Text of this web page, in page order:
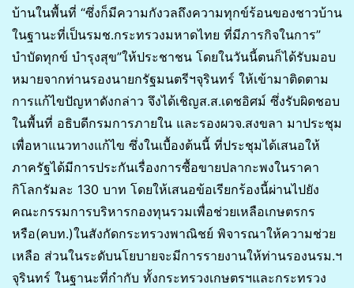
บ้านในพื้นที่ “ซึ่งก็มีความกังวลถึงความทุกข์ร้อนของชาวบ้าน
ในฐานะที่เป็นรมช.กระทรวงมหาดไทย ที่มีภารกิจในการ”
บำบัดทุกข์ บำรุงสุข”ให้ประชาชน โดยในวันนี้ตนก็ได้รับมอบ
หมายจากท่านรองนายกรัฐมนตรีฯจุรินทร์ ให้เข้ามาติดตาม
การแก้ไขปัญหาดังกล่าว จึงได้เชิญส.ส.เดชอิศม์ ซึ่งรับผิดชอบ
ในพื้นที่ อธิบดีกรมการภายใน และรองผวจ.สงขลา มาประชุม
เพื่อหาแนวทางแก้ไข ซึ่งในเบื้องต้นนี้ ที่ประชุมได้เสนอให้
ภาครัฐได้มีการประกันเรื่องการซื้อขายปลากะพงในราคา
กิโลกรัมละ 130 บาท โดยให้เสนอข้อเรียกร้องนี้ผ่านไปยัง
คณะกรรมการบริหารกองทุนรวมเพื่อช่วยเหลือเกษตรกร
หรือ(คบท.)ในสังกัดกระทรวงพาณิชย์ พิจารณาให้ความช่วย
เหลือ ส่วนในระดับนโยบายจะมีการรายงานให้ท่านรองนรม.ฯ
จุรินทร์ ในฐานะที่กำกับ ทั้งกระทรวงเกษตรฯและกระทรวง